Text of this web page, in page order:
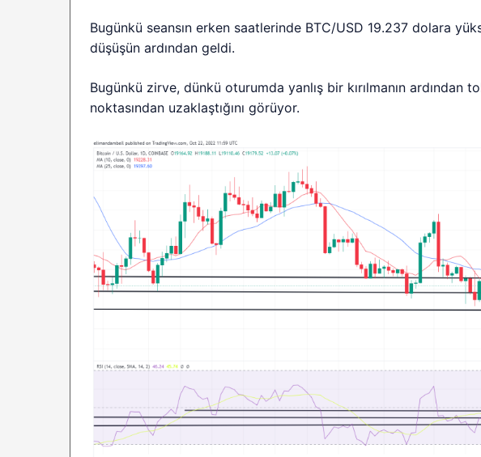
Bugünkü seansın erken saatlerinde BTC/USD 19.237 dolara
düşüşün ardından geldi.
Bugünkü zirve, dünkü oturumda yanlış bir kırılmanın ardından
noktasından uzaklaştığını görüyor.